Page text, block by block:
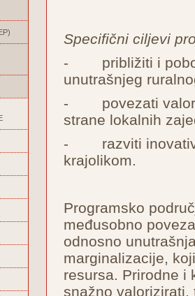
Specifični ciljevi
- približiti i
unutrašnjeg
- povezati
strane lokalnih
- razviti
krajolikom.
Programsko
međusobno
odnosno
marginalizacije,
resursa. Prirodne i
snažno valorizirati,